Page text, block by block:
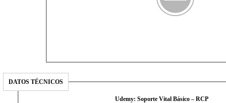
DATOS TÉCNICOS
Udemy: Soporte Vital Básico – RCP